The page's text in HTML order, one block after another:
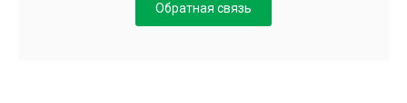
Обратная связь